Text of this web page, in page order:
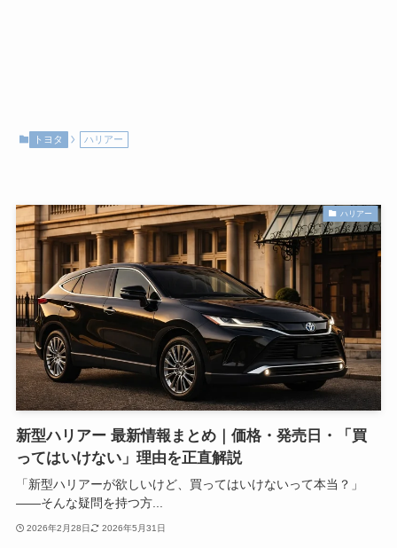
トヨタ ハリアー
ハリアー
新型ハリアー 最新情報まとめ｜価格・発売日・「買
ってはいけない」理由を正直解説
「新型ハリアーが欲しいけど、買ってはいけないって本当？」
——そんな疑問を持つ方...
2026年2月28日 2026年5月31日